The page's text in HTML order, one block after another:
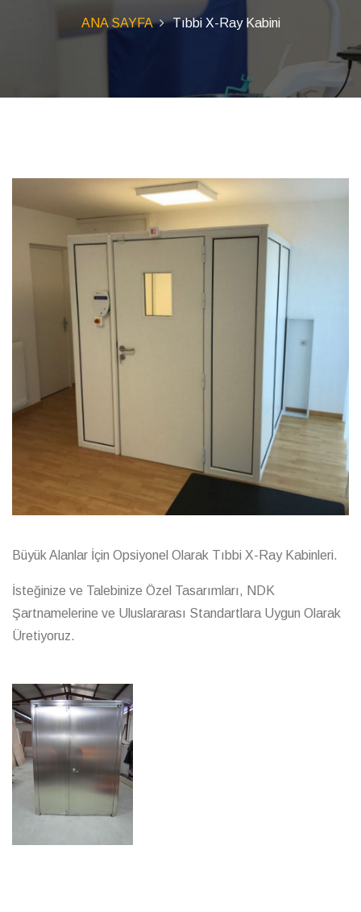
ANA SAYFA Tıbbi X-Ray Kabini
Büyük Alanlar İçin Opsiyonel Olarak Tıbbi X-Ray Kabinleri.
İsteğinize ve Talebinize Özel Tasarımları, NDK
Şartnamelerine ve Uluslararası Standartlara Uygun Olarak
Üretiyoruz.